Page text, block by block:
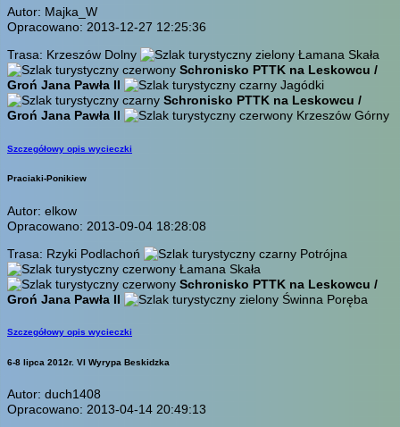
Autor: Majka_W
Opracowano: 2013-12-27 12:25:36
Trasa: Krzeszów Dolny
Łamana Skała
Schronisko PTTK na Leskowcu /
Groń Jana Pawła II
Jagódki
Schronisko PTTK na Leskowcu /
Groń Jana Pawła II
Krzeszów Górny
Szczegółowy opis wycieczki
Praciaki-Ponikiew
Autor: elkow
Opracowano: 2013-09-04 18:28:08
Trasa: Rzyki Podlachoń
Potrójna
Łamana Skała
Schronisko PTTK na Leskowcu /
Groń Jana Pawła II
Świnna Poręba
Szczegółowy opis wycieczki
6-8 lipca 2012r. VI Wyrypa Beskidzka
Autor: duch1408
Opracowano: 2013-04-14 20:49:13